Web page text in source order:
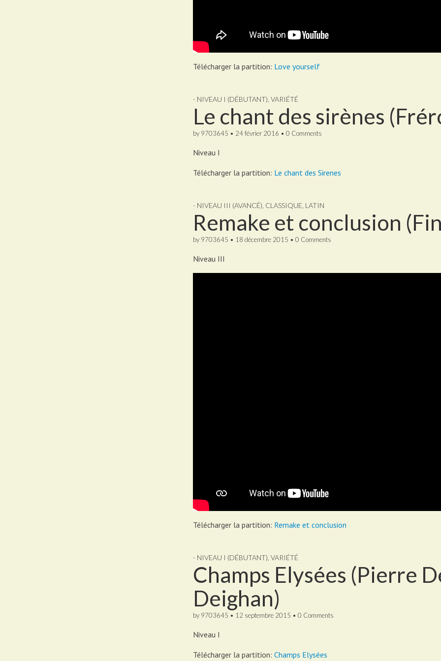
Télécharger la partition: Love yourself
- NIVEAU I (DÉBUTANT) VARIÉTÉ
Le chant des sirènes
by 9703645 • 24 février 2016 • 0 Comments
Niveau I
Télécharger la partition: Le chant des Sirenes
- NIVEAU III (AVANCÉ) CLASSIQUE LATIN
Remake et conclusion
by 9703645 • 18 décembre 2015 • 0 Comments
Niveau III
Télécharger la partition: Remake et conclusion
- NIVEAU I (DÉBUTANT) VARIÉTÉ
Champs Elysées (Pierre
Deighan)
by 9703645 • 12 septembre 2015 • 0 Comments
Niveau I
Télécharger la partition: Champs Elysées